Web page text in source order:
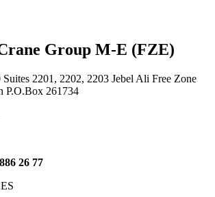
Group M-E (FZE)
2201, 2202, 2203 Jebel Ali Free Zone
P.O.Box 261734
26 77